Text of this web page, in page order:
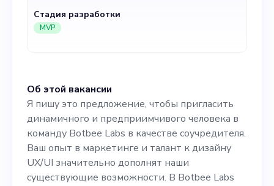
возможности. В Botbee
Labs мы
B2B, используя свой аватар
на базе искусственного
интеллекта, способный
оказывать многоязычную
Об этой вакансии
Я пишу это предложение, чтобы пригласить
динамичного и предприимчивого человека в
команду Botbee Labs в качестве соучредителя.
Ваш опыт в маркетинге и талант к дизайну
UX/UI значительно дополнят наши
существующие возможности. В Botbee Labs
Стадия разработки
MVP